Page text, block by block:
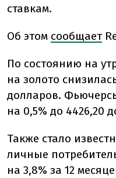
ставкам.
Об этом сообщает
По состоянию на
на золото
долларов.
на 0,5% до 4426,20
Также стало
личные
на 3,8% за 12